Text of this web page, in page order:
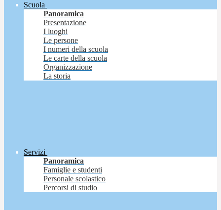
Scuola
Panoramica
Presentazione
I luoghi
Le persone
I numeri della scuola
Le carte della scuola
Organizzazione
La storia
Servizi
Panoramica
Famiglie e studenti
Personale scolastico
Percorsi di studio